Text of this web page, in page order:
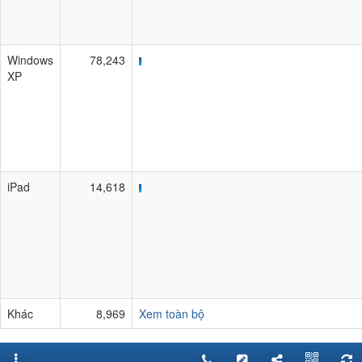
Windows
XP
78,243
iPad 14,618
Khác 8,969 Xem toàn bộ